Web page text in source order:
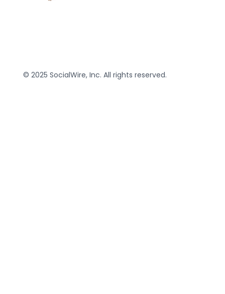
© 2025 SocialWire, Inc. All rights reserved.